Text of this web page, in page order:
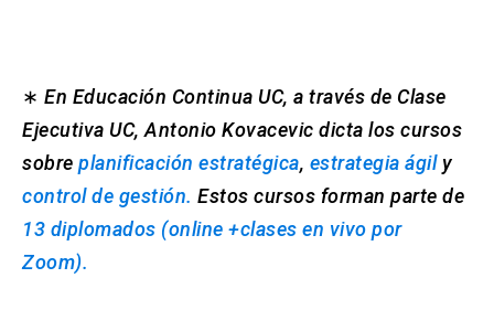
∗ En Educación Continua UC, a través de Clase
Ejecutiva UC, Antonio Kovacevic dicta los cursos
sobre planificación estratégica, estrategia ágily
control de gestión. Estos cursos forman parte de
13 diplomados (online +clases en vivo por
Zoom).